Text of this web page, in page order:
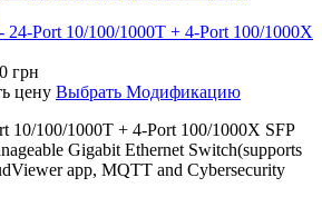
24-Port 10/100/1000T + 4-Port 100/1000X
грн
цену Выбрать Модификацию
10/100/1000T + 4-Port 100/1000X SFP
Gigabit Ethernet Switch(supports
app, MQTT and Cybersecurity